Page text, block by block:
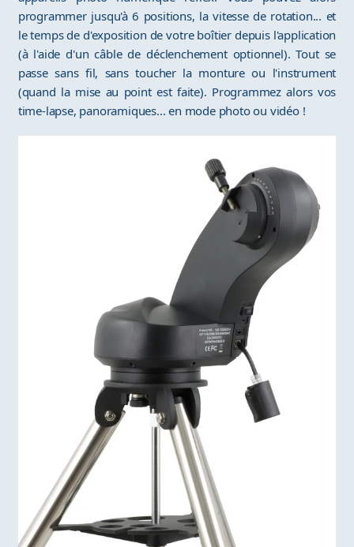
programmer jusqu'à 6 positions, la vitesse de rotation... et
le temps de d'exposition de votre boîtier depuis l'application
(à l'aide d'un câble de déclenchement optionnel). Tout se
passe sans fil, sans toucher la monture ou l'instrument
(quand la mise au point est faite). Programmez alors vos
time-lapse, panoramiques... en mode photo ou vidéo !